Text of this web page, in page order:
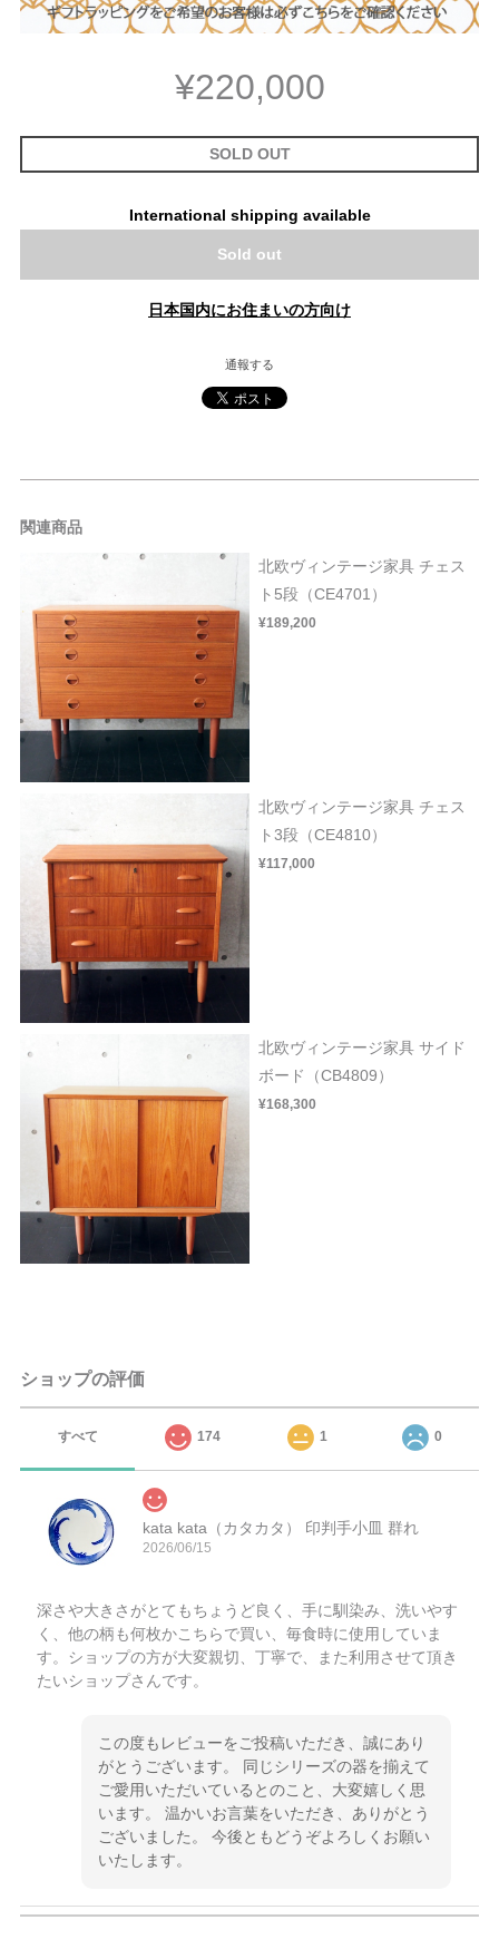
¥220,000
SOLD OUT
International shipping available
Sold out
日本国内にお住まいの方向け
通報する
関連商品
北欧ヴィンテージ家具 チェス
ト5段（CE4701）
¥189,200
北欧ヴィンテージ家具 チェス
ト3段（CE4810）
¥117,000
北欧ヴィンテージ家具 サイド
ボード（CB4809）
¥168,300
ショップの評価
すべて 174 1 0
kata kata（カタカタ） 印判手小皿 群れ
2026/06/15
深さや大きさがとてもちょうど良く、手に馴染み、洗いやす
く、他の柄も何枚かこちらで買い、毎食時に使用していま
す。ショップの方が大変親切、丁寧で、また利用させて頂き
たいショップさんです。
この度もレビューをご投稿いただき、誠にあり
がとうございます。 同じシリーズの器を揃えて
ご愛用いただいているとのこと、大変嬉しく思
います。 温かいお言葉をいただき、ありがとう
ございました。 今後ともどうぞよろしくお願い
いたします。